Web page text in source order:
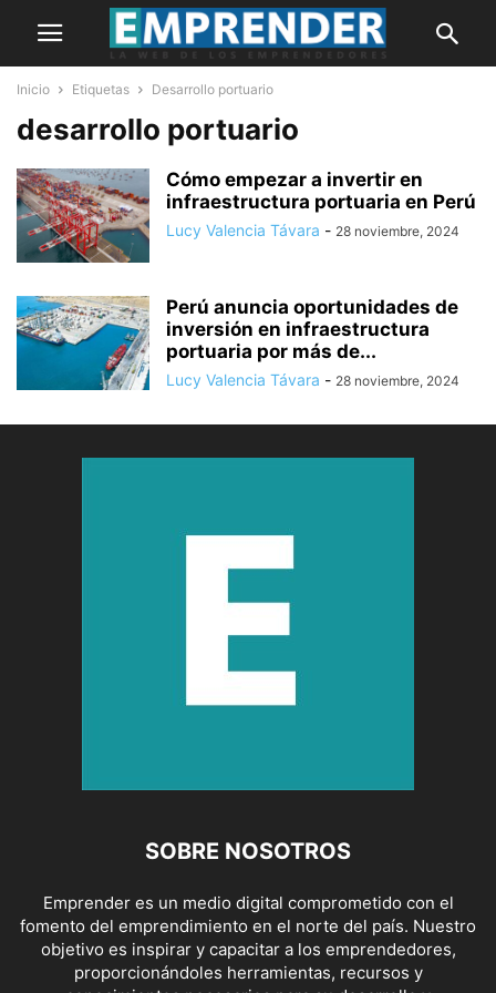
Inicio Etiquetas Desarrollo portuario
desarrollo portuario
Cómo empezar a invertir en
infraestructura portuaria en Perú
Lucy Valencia Távara - 28 noviembre, 2024
Perú anuncia oportunidades de
inversión en infraestructura
portuaria por más de...
Lucy Valencia Távara - 28 noviembre, 2024
SOBRE NOSOTROS
Emprender es un medio digital comprometido con el
fomento del emprendimiento en el norte del país. Nuestro
objetivo es inspirar y capacitar a los emprendedores,
proporcionándoles herramientas, recursos y